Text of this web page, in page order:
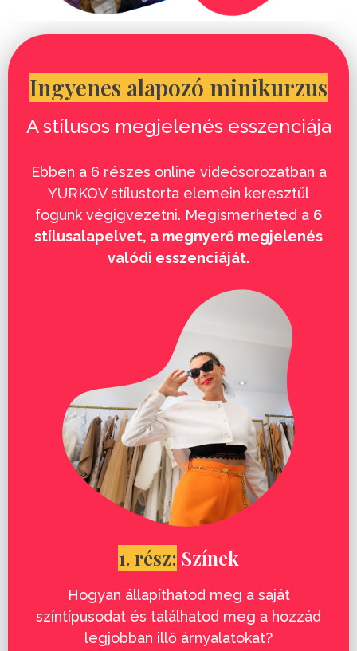
Ingyenes alapozó minikurzus
A stílusos megjelenés esszenciája
Ebben a 6 részes online videósorozatban a
YURKOV stílustorta elemein keresztül
fogunk végigvezetni. Megismerheted a 6
stílusalapelvet, a megnyerő megjelenés
valódi esszenciáját.
1. rész: Színek
Hogyan állapíthatod meg a saját
színtípusodat és találhatod meg a hozzád
legjobban illő árnyalatokat?